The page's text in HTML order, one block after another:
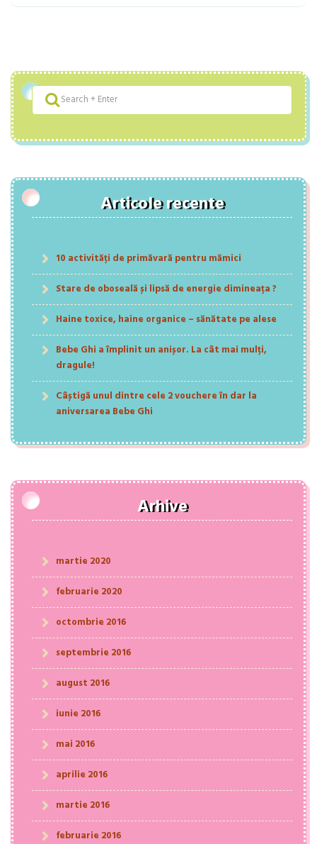
Articole recente
10 activități de primăvară pentru mămici
Stare de oboseală și lipsă de energie dimineața ?
Haine toxice, haine organice – sănătate pe alese
Bebe Ghi a împlinit un anișor. La cât mai mulți,
dragule!
Câștigă unul dintre cele 2 vouchere în dar la
aniversarea Bebe Ghi
Arhive
martie 2020
februarie 2020
octombrie 2016
septembrie 2016
august 2016
iunie 2016
mai 2016
aprilie 2016
martie 2016
februarie 2016